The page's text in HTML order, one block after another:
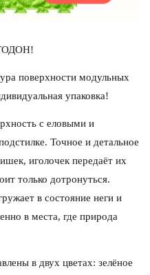
поверхности модульных
упаковка!
с еловыми и
Точное и детальное
иголочек передаёт их
только дотронуться.
в состояние неги и
в места, где природа
в двух цветах: зелёное